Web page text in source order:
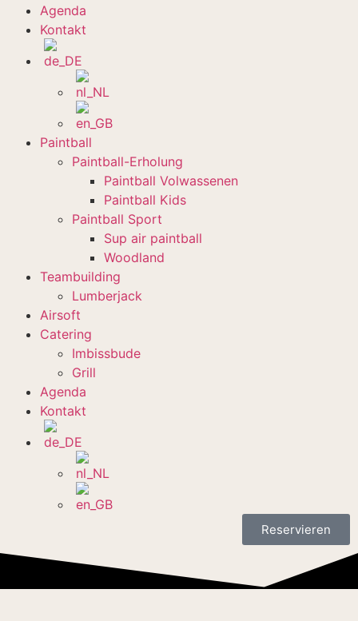
Agenda
Kontakt
Paintball
Paintball-Erholung
Paintball Volwassenen
Paintball Kids
Paintball Sport
Sup air paintball
Woodland
Teambuilding
Lumberjack
Airsoft
Catering
Imbissbude
Grill
Agenda
Kontakt
Reservieren